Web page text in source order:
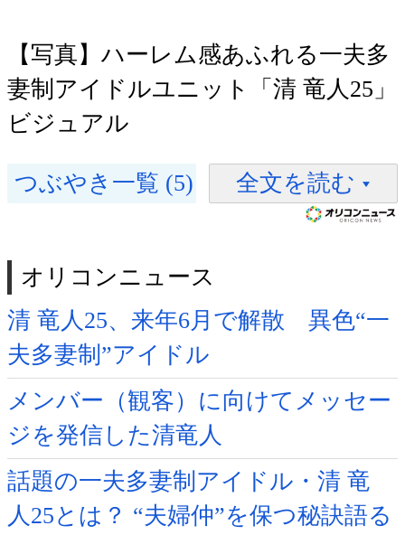
【写真】ハーレム感あふれる一夫多
妻制アイドルユニット「清 竜人25」
ビジュアル
つぶやき一覧 (5) 全文を読む
オリコンニュース
清 竜人25、来年6月で解散 異色“一
夫多妻制”アイドル
メンバー（観客）に向けてメッセー
ジを発信した清竜人
話題の一夫多妻制アイドル・清 竜
人25とは？ “夫婦仲”を保つ秘訣語る